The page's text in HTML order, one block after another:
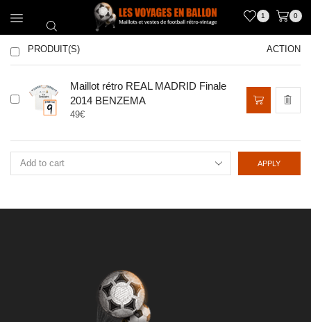
1 0
PRODUIT(S) ACTION
Maillot rétro REAL MADRID Finale
2014 BENZEMA
49€
produit
variations.
Les
optionsAPPLY